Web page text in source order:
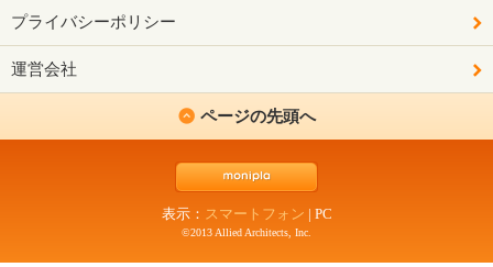
プライバシーポリシー
運営会社
ページの先頭へ
表示： スマートフォン | PC
©2013 Allied Architects, Inc.